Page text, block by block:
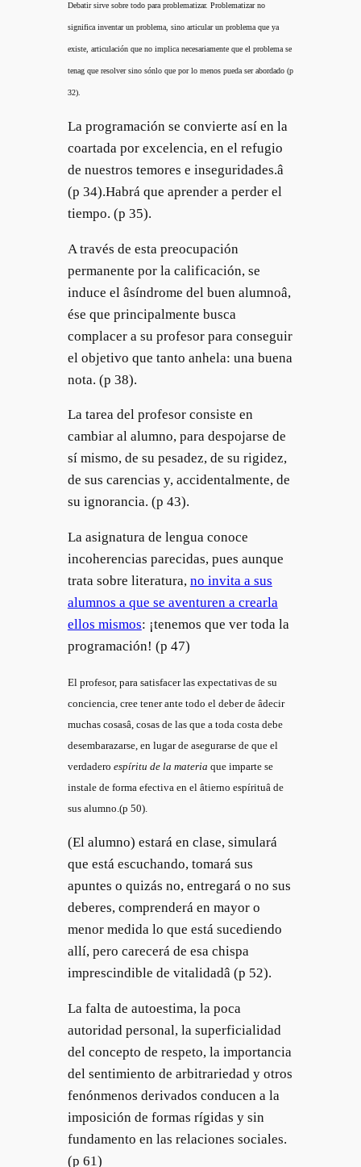
Debatir sirve sobre todo para problematizar. Problematizar no
significa inventar un problema, sino articular un problema que ya
existe, articulación que no implica necesariamente que el problema se
tenag que resolver sino sónlo que por lo menos pueda ser abordado (p
32).
La programación se convierte así en la
coartada por excelencia, en el refugio
de nuestros temores e inseguridades.â
(p 34).Habrá que aprender a perder el
tiempo. (p 35).
A través de esta preocupación
permanente por la calificación, se
induce el âsíndrome del buen alumnoâ,
ése que principalmente busca
complacer a su profesor para conseguir
el objetivo que tanto anhela: una buena
nota. (p 38).
La tarea del profesor consiste en
cambiar al alumno, para despojarse de
sí mismo, de su pesadez, de su rigidez,
de sus carencias y, accidentalmente, de
su ignorancia. (p 43).
La asignatura de lengua conoce
incoherencias parecidas, pues aunque
trata sobre literatura, no invita a sus
alumnos a que se aventuren a crearla
ellos mismos: ¡tenemos que ver toda la
programación! (p 47)
El profesor, para satisfacer las expectativas de su
conciencia, cree tener ante todo el deber de âdecir
muchas cosasâ, cosas de las que a toda costa debe
desembarazarse, en lugar de asegurarse de que el
verdadero espíritu de la materia que imparte se
instale de forma efectiva en el âtierno espírituâ de
sus alumno.(p 50).
(El alumno) estará en clase, simulará
que está escuchando, tomará sus
apuntes o quizás no, entregará o no sus
deberes, comprenderá en mayor o
menor medida lo que está sucediendo
allí, pero carecerá de esa chispa
imprescindible de vitalidadâ (p 52).
La falta de autoestima, la poca
autoridad personal, la superficialidad
del concepto de respeto, la importancia
del sentimiento de arbitrariedad y otros
fenónmenos derivados conducen a la
imposición de formas rígidas y sin
fundamento en las relaciones sociales.
(p 61)